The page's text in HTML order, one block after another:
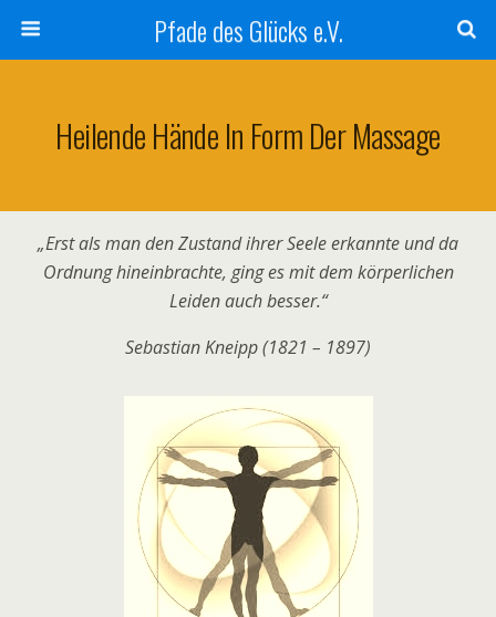
Pfade des Glücks e.V.
Heilende Hände In Form Der Massage
„Erst als man den Zustand ihrer Seele erkannte und da
Ordnung hineinbrachte, ging es mit dem körperlichen
Leiden auch besser.“
Sebastian Kneipp (1821 – 1897)